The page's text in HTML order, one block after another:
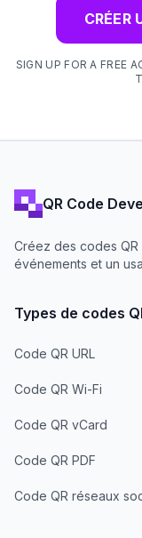
CRÉER
SIGN UP FOR A FREE
QR Code
Créez des codes
événements et un
Types de codes
Code QR URL
Code QR Wi-Fi
Code QR vCard
Code QR PDF
Code QR réseaux